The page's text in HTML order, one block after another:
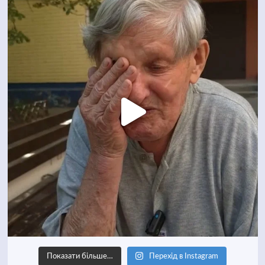
Показати більше… Перехід в Instagram